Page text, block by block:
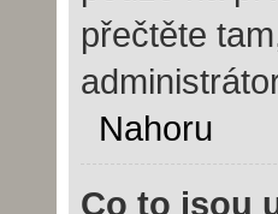
přečtěte
Nahoru
Co to jsou